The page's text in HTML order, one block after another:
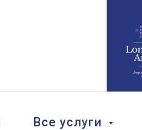
Все услуги